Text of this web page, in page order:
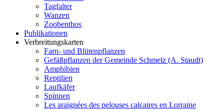
Tagfalter
Wanzen
Zoobenthos
Publikationen
Verbreitungskarten
Farn- und Blütenpflanzen
Gefäßpflanzen der Gemeinde Schmelz (A. Staudt)
Amphibien
Reptilien
Laufkäfer
Spinnen
Les araignées des pelouses calcaires en Lorraine